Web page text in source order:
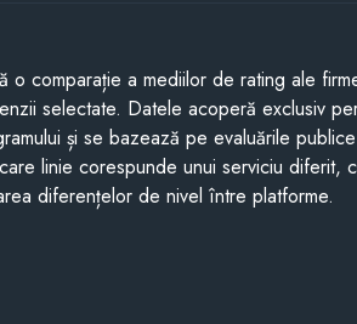
o comparație a mediilor de rating ale
selectate. Datele acoperă exclusiv
și se bazează pe evaluările
linie corespunde unui serviciu diferit,
diferențelor de nivel între platforme.